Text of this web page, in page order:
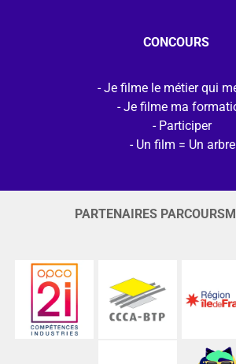
CONCOURS
Je filme le métier qui
Je filme ma
Participer
Un film = Un arbre
PARTENAIRES